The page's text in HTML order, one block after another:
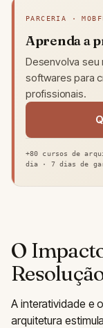
PARCERIA ·
Aprenda a
Desenvolva seu
softwares para
profissionais.
+80 cursos de
dia · 7 dias de
O
A interatividade e
arquitetura